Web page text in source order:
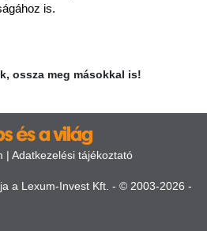
is.
ossza meg másokkal is!
| Adatkezelési tájékoztató
a Lexum-Invest Kft. - © 2003-2026 -